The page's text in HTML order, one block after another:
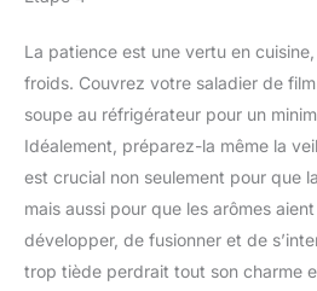
La patience est une vertu en
froids. Couvrez votre saladier de
soupe au réfrigérateur pour un
Idéalement, préparez-la même la
est crucial non seulement pour que
mais aussi pour que les arômes
développer, de fusionner et de
trop tiède perdrait tout son charme